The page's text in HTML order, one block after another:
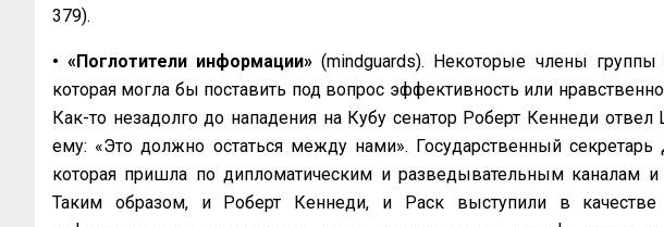
379).
• «Поглотители информации»(mindguards). Некоторые члены
которая могла бы поставить под вопрос эффективность или
Как-то незадолго до нападения на Кубу сенатор Роберт Кеннеди отвел
ему: «Это должно остаться между нами». Государственный
которая пришла по дипломатическим и разведывательным каналам и
Таким образом, и Роберт Кеннеди, и Раск выступили в качестве